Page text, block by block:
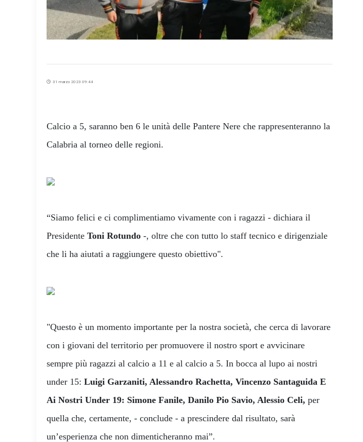
31 marzo 2023 09:44
Calcio a 5, saranno ben 6 le unità delle Pantere Nere che rappresenteranno la
Calabria al torneo delle regioni.
“Siamo felici e ci complimentiamo vivamente con i ragazzi - dichiara il
Presidente Toni Rotundo -, oltre che con tutto lo staff tecnico e dirigenziale
che li ha aiutati a raggiungere questo obiettivo".
"Questo è un momento importante per la nostra società, che cerca di lavorare
con i giovani del territorio per promuovere il nostro sport e avvicinare
sempre più ragazzi al calcio a 11 e al calcio a 5. In bocca al lupo ai nostri
under 15: Luigi Garzaniti, Alessandro Rachetta, Vincenzo Santaguida E
Ai Nostri Under 19: Simone Fanile, Danilo Pio Savio, Alessio Celi, per
quella che, certamente, - conclude - a prescindere dal risultato, sarà
un’esperienza che non dimenticheranno mai”.